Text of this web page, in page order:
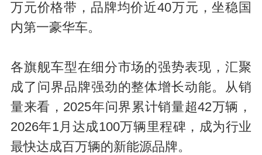
万元价格带，品牌均价近40万元，坐稳国
内第一豪华车。
各旗舰车型在细分市场的强势表现，汇聚
成了问界品牌强劲的整体增长动能。从销
量来看，2025年问界累计销量超42万辆，
2026年1月达成100万辆里程碑，成为行业
最快达成百万辆的新能源品牌。